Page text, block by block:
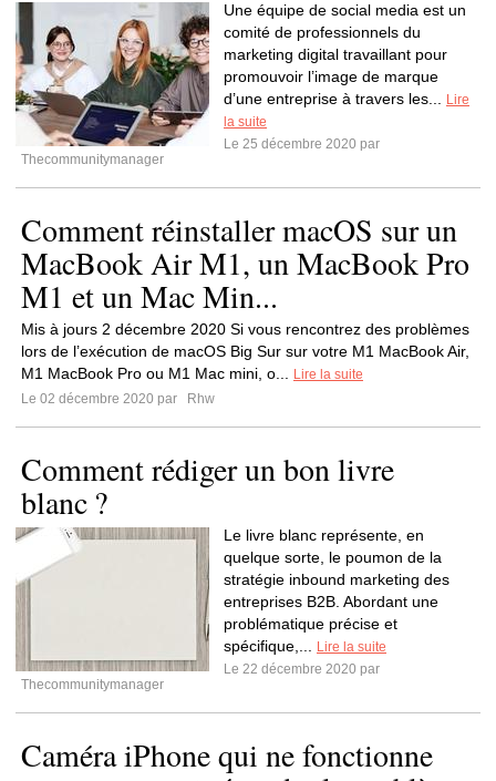
Une équipe de social media est un
comité de professionnels du
marketing digital travaillant pour
promouvoir l’image de marque
d’une entreprise à travers les...
Lire
la suite
Le 25 décembre 2020 par
Thecommunitymanager
Comment réinstaller macOS sur un
MacBook Air M1, un MacBook Pro
M1 et un Mac Min...
Mis à jours 2 décembre 2020 Si vous rencontrez des problèmes
lors de l’exécution de macOS Big Sur sur votre M1 MacBook Air,
‌M1‌ MacBook Pro ou ‌M1‌ Mac mini, o...
Lire la suite
Le 02 décembre 2020 par
Rhw
Comment rédiger un bon livre
blanc ?
Le livre blanc représente, en
quelque sorte, le poumon de la
stratégie inbound marketing des
entreprises B2B. Abordant une
problématique précise et
spécifique,...
Lire la suite
Le 22 décembre 2020 par
Thecommunitymanager
Caméra iPhone qui ne fonctionne